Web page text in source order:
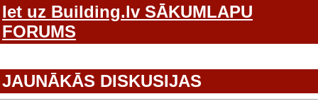
Iet uz Building.lv SĀKUMLAPU
FORUMS
JAUNĀKĀS DISKUSIJAS